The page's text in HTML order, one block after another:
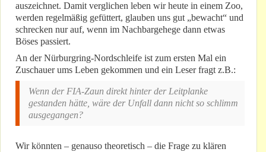
auszeichnet. Damit verglichen leben wir heute in einem Zoo,
werden regelmäßig gefüttert, glauben uns gut „bewacht“ und
schrecken nur auf, wenn im Nachbargehege dann etwas
Böses passiert.
An der Nürburgring-Nordschleife ist zum ersten Mal ein
Zuschauer ums Leben gekommen und ein Leser fragt z.B.:
Wenn der FIA-Zaun direkt hinter der Leitplanke
gestanden hätte, wäre der Unfall dann nicht so schlimm
ausgegangen?
Wir könnten – genauso theoretisch – die Frage zu klären